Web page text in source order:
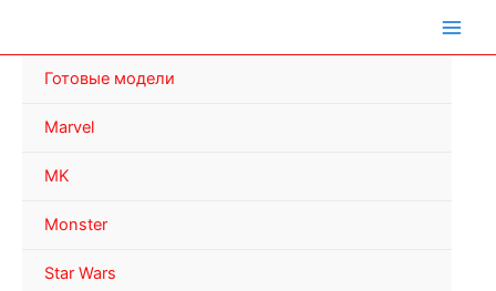
Готовые модели
Marvel
MK
Monster
Star Wars